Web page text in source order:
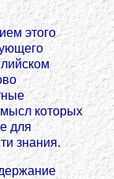
этого
которых
для
знания.